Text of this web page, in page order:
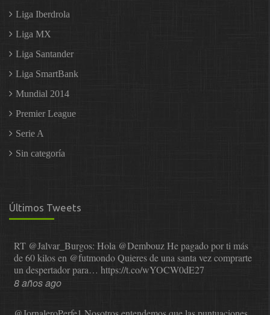
Liga Iberdrola
Liga MX
Liga Santander
Liga SmartBank
Mundial 2014
Premier League
Serie A
Sin categoría
Últimos Tweets
RT @Jalvar_Burgos: Hola @DembouzHe pagado por ti más
de 60 kilos en @futmondoQuieres de una santa vez comprarte
un despertador para… https://t.co/wYOCW0dE27
8 años ago